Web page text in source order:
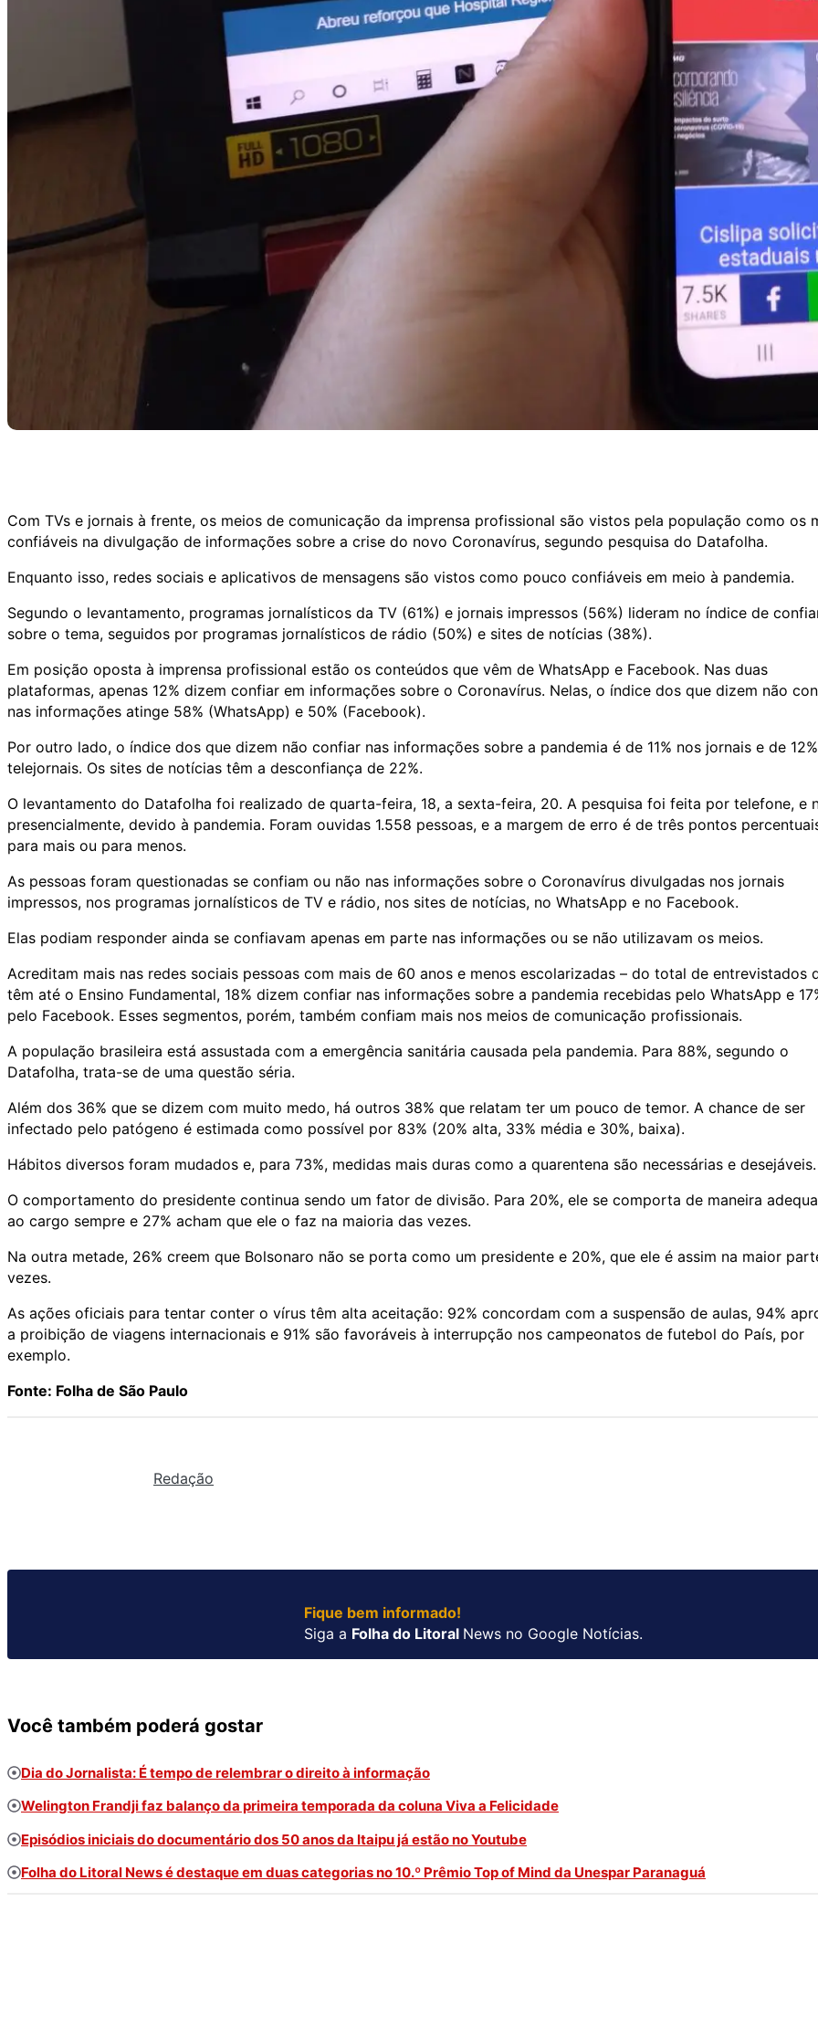
Com TVs e jornais à frente, os meios de comunicação da imprensa profissional são vistos pela população como os
confiáveis na divulgação de informações sobre a crise do novo Coronavírus, segundo pesquisa do Datafolha.
Enquanto isso, redes sociais e aplicativos de mensagens são vistos como pouco confiáveis em meio à pandemia.
Segundo o levantamento, programas jornalísticos da TV (61%) e jornais impressos (56%) lideram no índice de
sobre o tema, seguidos por programas jornalísticos de rádio (50%) e sites de notícias (38%).
Em posição oposta à imprensa profissional estão os conteúdos que vêm de WhatsApp e Facebook. Nas duas
plataformas, apenas 12% dizem confiar em informações sobre o Coronavírus. Nelas, o índice dos que dizem não
nas informações atinge 58% (WhatsApp) e 50% (Facebook).
Por outro lado, o índice dos que dizem não confiar nas informações sobre a pandemia é de 11% nos jornais e de
telejornais. Os sites de notícias têm a desconfiança de 22%.
O levantamento do Datafolha foi realizado de quarta-feira, 18, a sexta-feira, 20. A pesquisa foi feita por telefone, e
presencialmente, devido à pandemia. Foram ouvidas 1.558 pessoas, e a margem de erro é de três pontos
para mais ou para menos.​
As pessoas foram questionadas se confiam ou não nas informações sobre o Coronavírus divulgadas nos jornais
impressos, nos programas jornalísticos de TV e rádio, nos sites de notícias, no WhatsApp e no Facebook.
Elas podiam responder ainda se confiavam apenas em parte nas informações ou se não utilizavam os meios.
Acreditam mais nas redes sociais pessoas com mais de 60 anos e menos escolarizadas – do total de entrevistados
têm até o Ensino Fundamental, 18% dizem confiar nas informações sobre a pandemia recebidas pelo WhatsApp e
pelo Facebook. Esses segmentos, porém, também confiam mais nos meios de comunicação profissionais.
A população brasileira está assustada com a emergência sanitária causada pela pandemia. Para 88%, segundo o
Datafolha, trata-se de uma questão séria.
Além dos 36% que se dizem com muito medo, há outros 38% que relatam ter um pouco de temor. A chance de ser
infectado pelo patógeno é estimada como possível por 83% (20% alta, 33% média e 30%, baixa).
Hábitos diversos foram mudados e, para 73%, medidas mais duras como a quarentena são necessárias e desejáveis.
O comportamento do presidente continua sendo um fator de divisão. Para 20%, ele se comporta de maneira
ao cargo sempre e 27% acham que ele o faz na maioria das vezes.
Na outra metade, 26% creem que Bolsonaro não se porta como um presidente e 20%, que ele é assim na maior
vezes.
As ações oficiais para tentar conter o vírus têm alta aceitação: 92% concordam com a suspensão de aulas, 94%
a proibição de viagens internacionais e 91% são favoráveis à interrupção nos campeonatos de futebol do País, por
exemplo.​
Fonte: Folha de São Paulo
Redação
Fique bem informado!
Siga a Folha do Litoral News no Google Notícias.
Você também poderá gostar
Dia do Jornalista: É tempo de relembrar o direito à informação
Welington Frandji faz balanço da primeira temporada da coluna Viva a Felicidade
Episódios iniciais do documentário dos 50 anos da Itaipu já estão no Youtube
Folha do Litoral News é destaque em duas categorias no 10.º Prêmio Top of Mind da Unespar Paranaguá